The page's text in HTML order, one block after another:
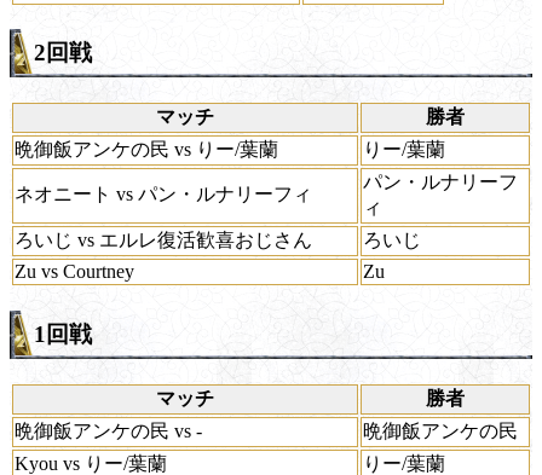
2回戦
マッチ
勝者
晩御飯アンケの民 vs りー/葉蘭
りー/葉蘭
ネオニート vs パン・ルナリーフィ
パン・ルナリーフ
ィ
ろいじ vs エルレ復活歓喜おじさん
ろいじ
Zu vs Courtney
Zu
1回戦
マッチ
勝者
晩御飯アンケの民 vs -
晩御飯アンケの民
Kyou vs りー/葉蘭
りー/葉蘭